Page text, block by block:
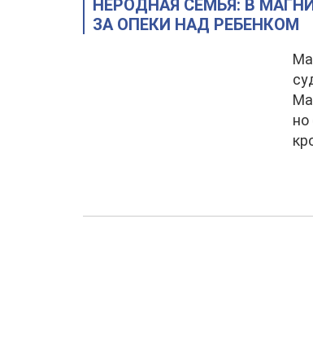
НЕРОДНАЯ СЕМЬЯ: В
ЗА ОПЕКИ НАД РЕБЕНКОМ
но